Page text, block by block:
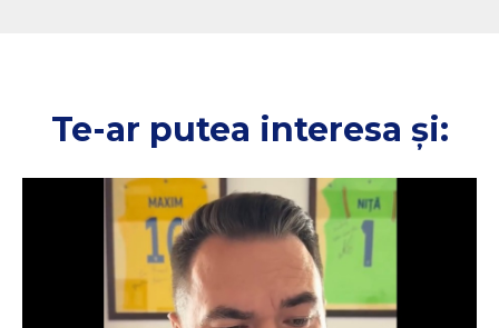
Te-ar putea interesa și: